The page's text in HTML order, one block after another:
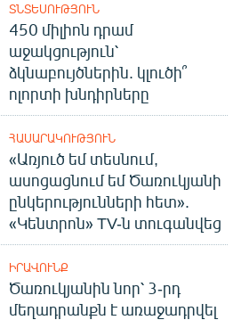
ՏՆՏԵՍՈՒԹՅՈՒՆ
450 միլիոն դրամ
աջակցություն՝
ձկնաբույծներին. կլուծի՞
ոլորտի խնդիրները
ՀԱՍԱՐԱԿՈՒԹՅՈՒՆ
«Առյուծ եմ տեսնում,
ասոցացնում եմ Ծառուկյանի
ընկերությունների հետ».
«Կենտրոն» TV-ն տուգանվեց
ԻՐԱՎՈՒՆՔ
Ծառուկյանին նոր՝ 3-րդ
մեղադրանքն է առաջադրվել